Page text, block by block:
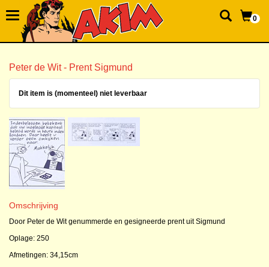
0
Peter de Wit - Prent Sigmund
Dit item is (momenteel) niet leverbaar
Omschrijving
Door Peter de Wit genummerde en gesigneerde prent uit Sigmund
Oplage: 250
Afmetingen: 34,15cm